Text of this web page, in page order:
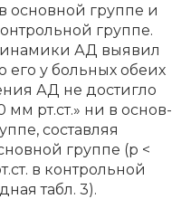
в основ­ной груп­пе и
груп­пе.
АД вы­явил
у боль­ных обе­их
АД не до­стиг­ло
рт.ст.» ни в основ­
со­став­ляя
груп­пе (p <
в контрольной
табл. 3).